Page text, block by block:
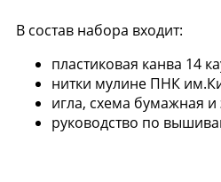
В состав набора входит:
пластиковая канва 14
нитки мулине ПНК
игла, схема бумажная
руководство по